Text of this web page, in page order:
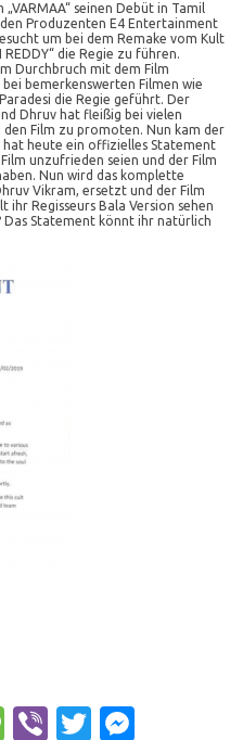
seinen Debüt in Tamil
Produzenten E4 Entertainment
um bei dem Remake vom Kult
die Regie zu führen.
Durchbruch mit dem Film
bei bemerkenswerten Filmen wie
die Regie geführt. Der
Dhruv hat fleißig bei vielen
den Film zu promoten. Nun kam der
hat heute ein offizielles Statement
unzufrieden seien und der Film
Nun wird das komplette
Vikram, ersetzt und der Film
ihr Regisseurs Bala Version sehen
Das Statement könnt ihr natürlich
Message
ViberTwitter